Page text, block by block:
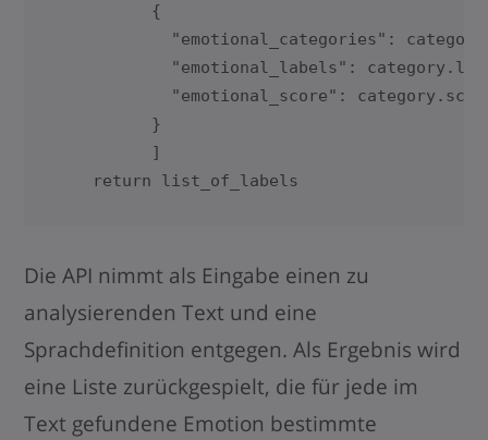
          {
"emotional_categories":
"emotional_labels":
"emotional_score":
          }
          ]
    return list_of_labels
Die API nimmt als Eingabe einen zu
analysierenden Text und eine
Sprachdefinition entgegen. Als Ergebnis wird
eine Liste zurückgespielt, die für jede im
Text gefundene Emotion bestimmte